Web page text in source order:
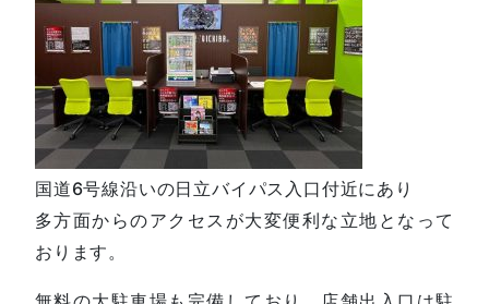
国道6号線沿いの日立バイパス入口付近にあり
多方面からのアクセスが大変便利な立地となって
おります。